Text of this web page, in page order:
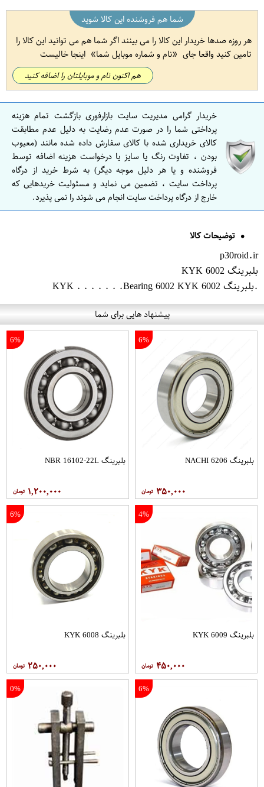
شما هم فروشنده این کالا شوید
هر روزه صدها خریدار این کالا را می بینند اگر شما هم می توانید این کالا را
تامین کنید واقعا جای
نام و شماره موبایل شما اینجا خالیست
هم اکنون نام و موبایلتان را اضافه کنید
خریدار گرامی مدیریت سایت بازارفوری بازگشت تمام هزینه
پرداختی شما را در صورت عدم رضایت به دلیل عدم مطابقت
کالای خریداری شده با کالای سفارش داده شده مانند (معیوب
بودن ، تفاوت رنگ یا سایز یا درخواست هزینه اضافه توسط
فروشنده و یا هر دلیل موجه دیگر) به شرط خرید از درگاه
پرداخت سایت ، تضمین می نماید و مسئولیت خریدهایی که
خارج از درگاه پرداخت سایت انجام می شوند را نمی پذیرد.
توضیحات کالا
p30roid.ir
بلبرینگ 6002 KYK
.بلبرینگ 6002 KYK . . . . . . .Bearing 6002 KYK
پیشنهاد هایی برای شما
6%
بلبرینگ 6206 NACHI
۳۵۰,۰۰۰
6%
بلبرینگ NBR 16102-22L
۱,۲۰۰,۰۰۰
4%
بلبرینگ 6009 KYK
۴۵۰,۰۰۰
6%
بلبرینگ 6008 KYK
۲۵۰,۰۰۰
6%
0%